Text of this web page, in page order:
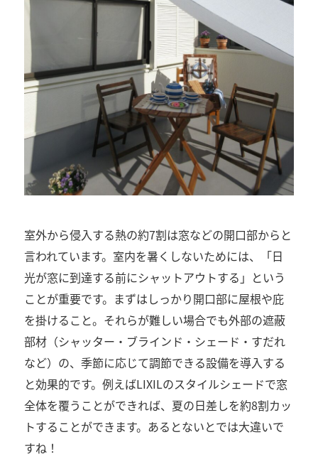
室外から侵入する熱の約7割は窓などの開口部からと
言われています。室内を暑くしないためには、「日
光が窓に到達する前にシャットアウトする」という
ことが重要です。まずはしっかり開口部に屋根や庇
を掛けること。それらが難しい場合でも外部の遮蔽
部材（シャッター・ブラインド・シェード・すだれ
など）の、季節に応じて調節できる設備を導入する
と効果的です。例えばLIXILのスタイルシェードで窓
全体を覆うことができれば、夏の日差しを約8割カッ
トすることができます。あるとないとでは大違いで
すね！